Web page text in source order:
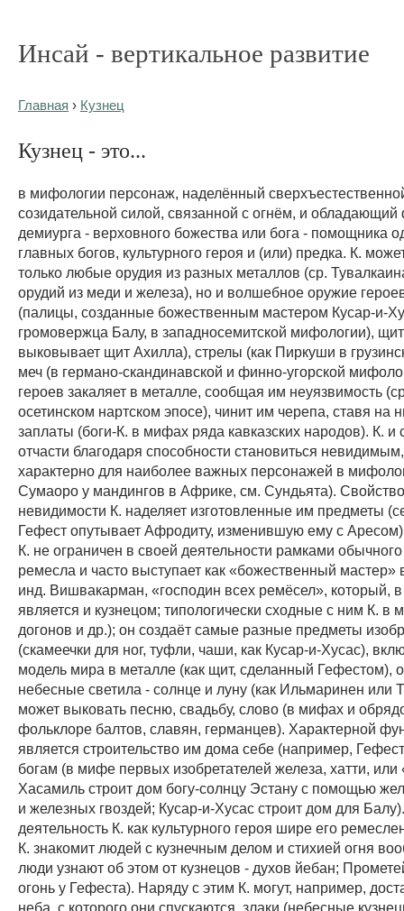
Инсай - вертикальное развитие
Главная › Кузнец
Кузнец - это...
в мифологии персонаж, наделённый
созидательной силой, связанной с огнём, и
демиурга - верховного божества или бога - помощника
главных богов, культурного героя и (или) предка. К.
только любые орудия из разных металлов (ср.
орудий из меди и железа), но и волшебное оружие
(палицы, созданные божественным мастером Кусар-и-
громовержца Балу, в западносемитской мифологии),
выковывает щит Ахилла), стрелы (как Пиркуши в
меч (в германо-скандинавской и финно-угорской
героев закаляет в металле, сообщая им неуязвимость
осетинском нартском эпосе), чинит им черепа, ставя на
заплаты (боги-К. в мифах ряда кавказских народов). К. и
отчасти благодаря способности становиться
характерно для наиболее важных персонажей в
Сумаоро у мандингов в Африке, см. Сундьята).
невидимости К. наделяет изготовленные им предметы
Гефест опутывает Афродиту, изменившую ему с
К. не ограничен в своей деятельности рамками обычного
ремесла и часто выступает как «божественный мастер»
инд. Вишвакарман, «господин всех ремёсел», который, в
является и кузнецом; типологически сходные с ним К. в
догонов и др.); он создаёт самые разные предметы
(скамеечки для ног, туфли, чаши, как Кусар-и-Хусас),
модель мира в металле (как щит, сделанный Гефестом),
небесные светила - солнце и луну (как Ильмаринен или
может выковать песню, свадьбу, слово (в мифах и
фольклоре балтов, славян, германцев). Характерной
является строительство им дома себе (например,
богам (в мифе первых изобретателей железа, хатти, или
Хасамиль строит дом богу-солнцу Эстану с помощью
и железных гвоздей; Кусар-и-Хусас строит дом для
деятельность К. как культурного героя шире его
К. знакомит людей с кузнечным делом и стихией огня
люди узнают об этом от кузнецов - духов йебан;
огонь у Гефеста). Наряду с этим К. могут, например,
неба, с которого они спускаются, злаки (небесные